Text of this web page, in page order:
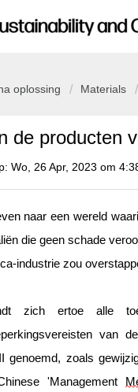
oplossing Materials
de producten
Wo, 26 Apr, 2023 om
naar een wereld
die geen schade
industrie zou
zich ertoe alle
van
II genoemd, zoals
'Management